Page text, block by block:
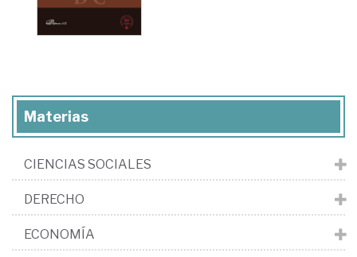
Materias
CIENCIAS SOCIALES
DERECHO
ECONOMÍA